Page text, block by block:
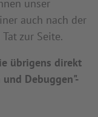
unser
auch nach der
zur Seite.
übrigens direkt
und Debuggen"-